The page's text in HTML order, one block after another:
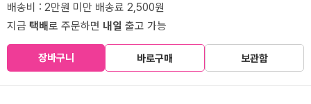
배송비 : 2만원 미만 배송료 2,500원
지금 택배로 주문하면 내일 출고 가능
장바구니 바로구매 보관함